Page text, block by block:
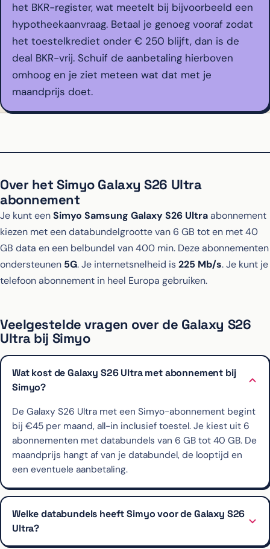
het BKR-register, wat meetelt bij bijvoorbeeld een
hypotheekaanvraag. Betaal je genoeg vooraf zodat
het toestelkrediet onder € 250 blijft, dan is de
deal BKR-vrij. Schuif de aanbetaling hierboven
omhoog en je ziet meteen wat dat met je
maandprijs doet.
Over het Simyo Galaxy S26 Ultra
abonnement
Je kunt eenSimyo Samsung Galaxy S26 Ultraabonnement
kiezen met een databundelgrootte van 6 GB tot en met 40
GB data en een belbundel van 400 min. Deze abonnementen
ondersteunen 5G. Je internetsnelheid is225 Mb/s. Je kunt je
telefoon abonnement in heel Europa gebruiken.
Veelgestelde vragen over de Galaxy S26
Ultra bij Simyo
Wat kost de Galaxy S26 Ultra met abonnement bij
Simyo?
De Galaxy S26 Ultra met een Simyo-abonnement begint
bij €45 per maand, all-in inclusief toestel. Je kiest uit 6
abonnementen met databundels van 6 GB tot 40 GB. De
maandprijs hangt af van je databundel, de looptijd en
een eventuele aanbetaling.
Welke databundels heeft Simyo voor de Galaxy S26
Ultra?